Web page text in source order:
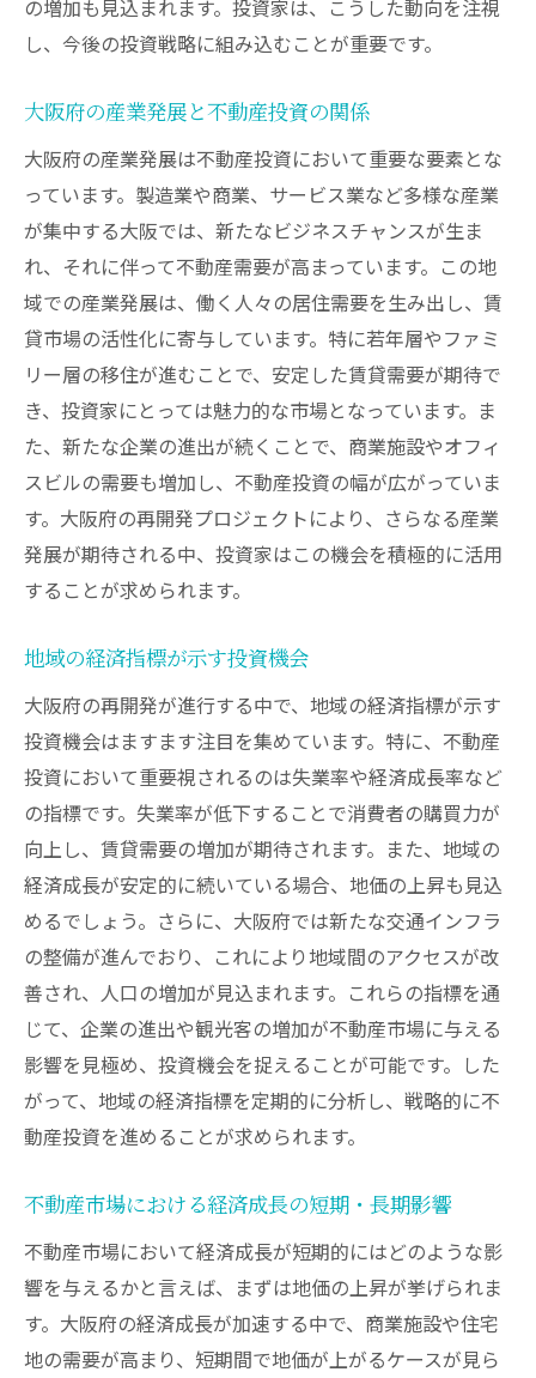
の増加も見込まれます。投資家は、こうした動向を注視
し、今後の投資戦略に組み込むことが重要です。
大阪府の産業発展と不動産投資の関係
大阪府の産業発展は不動産投資において重要な要素とな
っています。製造業や商業、サービス業など多様な産業
が集中する大阪では、新たなビジネスチャンスが生ま
れ、それに伴って不動産需要が高まっています。この地
域での産業発展は、働く人々の居住需要を生み出し、賃
貸市場の活性化に寄与しています。特に若年層やファミ
リー層の移住が進むことで、安定した賃貸需要が期待で
き、投資家にとっては魅力的な市場となっています。ま
た、新たな企業の進出が続くことで、商業施設やオフィ
スビルの需要も増加し、不動産投資の幅が広がっていま
す。大阪府の再開発プロジェクトにより、さらなる産業
発展が期待される中、投資家はこの機会を積極的に活用
することが求められます。
地域の経済指標が示す投資機会
大阪府の再開発が進行する中で、地域の経済指標が示す
投資機会はますます注目を集めています。特に、不動産
投資において重要視されるのは失業率や経済成長率など
の指標です。失業率が低下することで消費者の購買力が
向上し、賃貸需要の増加が期待されます。また、地域の
経済成長が安定的に続いている場合、地価の上昇も見込
めるでしょう。さらに、大阪府では新たな交通インフラ
の整備が進んでおり、これにより地域間のアクセスが改
善され、人口の増加が見込まれます。これらの指標を通
じて、企業の進出や観光客の増加が不動産市場に与える
影響を見極め、投資機会を捉えることが可能です。した
がって、地域の経済指標を定期的に分析し、戦略的に不
動産投資を進めることが求められます。
不動産市場における経済成長の短期・長期影響
不動産市場において経済成長が短期的にはどのような影
響を与えるかと言えば、まずは地価の上昇が挙げられま
す。大阪府の経済成長が加速する中で、商業施設や住宅
地の需要が高まり、短期間で地価が上がるケースが見ら